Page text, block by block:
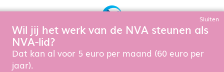
Sluiten
Wil jij het werk van de NVA steunen als
NVA-lid?
Dat kan al voor 5 euro per maand (60 euro per
jaar).